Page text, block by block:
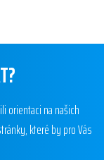
orientaci na našich
které by pro Vás